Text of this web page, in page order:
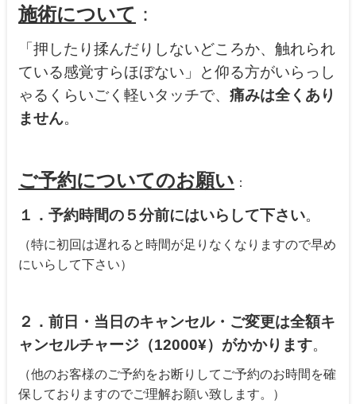
施術について ：
「押したり揉んだりしないどころか、触れられ
ている感覚すらほぼない」と仰る方がいらっし
ゃるくらいごく軽いタッチで、痛みは全くあり
ません。
ご予約についてのお願い ：
１．予約時間の５分前にはいらして下さい。
（特に初回は遅れると時間が足りなくなりますので早め
にいらして下さい）
２．前日・当日のキャンセル・ご変更は全額キ
ャンセルチャージ（12000¥）がかかります。
（他のお客様のご予約をお断りしてご予約のお時間を確
保しておりますのでご理解お願い致します。）